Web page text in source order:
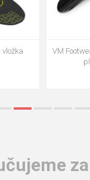
stélka
VM